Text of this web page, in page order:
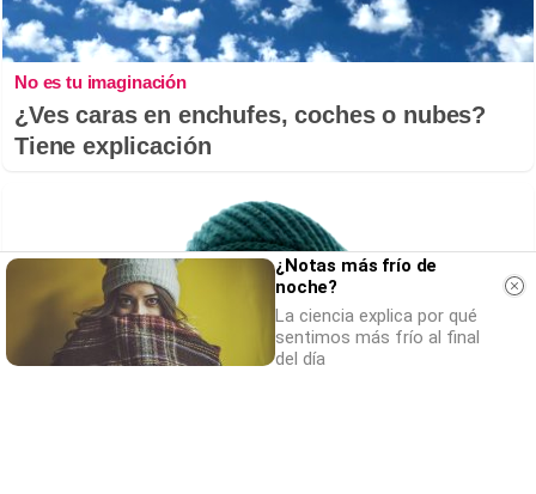
No es tu imaginación
¿Ves caras en enchufes, coches o nubes?
Tiene explicación
¿Notas más frío de
noche?
La ciencia explica por qué
sentimos más frío al final
del día